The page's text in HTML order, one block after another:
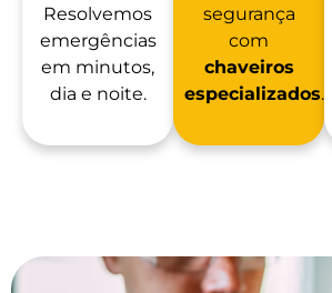
Resolvemos
emergências
em minutos,
dia e noite.
segurança
com
chaveiros
especializados.